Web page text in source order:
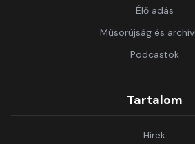
Élő adás
Műsorújság és
Podcastok
Tartalom
Hírek